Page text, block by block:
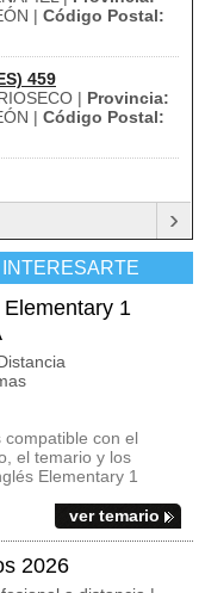
| Código Postal:
459
| Provincia:
| Código Postal:
›
1
con el
el temario y los
Elementary 1
ver temario
2026